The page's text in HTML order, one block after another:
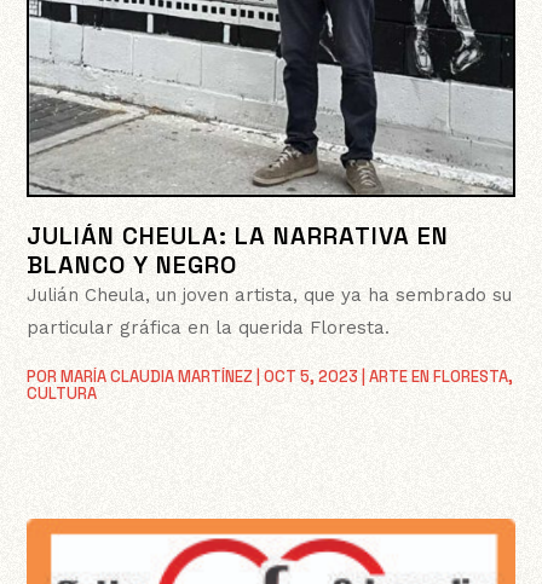
JULIÁN CHEULA: LA NARRATIVA EN
BLANCO Y NEGRO
PORMARÍA CLAUDIA MARTÍNEZ |OCT 5, 2023 |ARTE EN FLORESTA,
CULTURA
Julián Cheula, un joven artista, que ya ha sembrado su
particular gráfica en la querida Floresta.